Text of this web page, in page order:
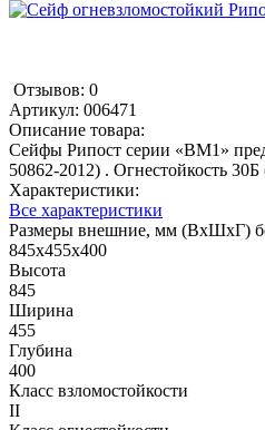
Отзывов: 0
Артикул: 006471
Описание товара:
Сейфы Рипост серии «ВМ1»
50862-2012) . Огнестойкость
Характеристики:
Все характеристики
Размеры внешние, мм (ВхШхГ)
845х455х400
Высота
845
Ширина
455
Глубина
400
Класс взломостойкости
II